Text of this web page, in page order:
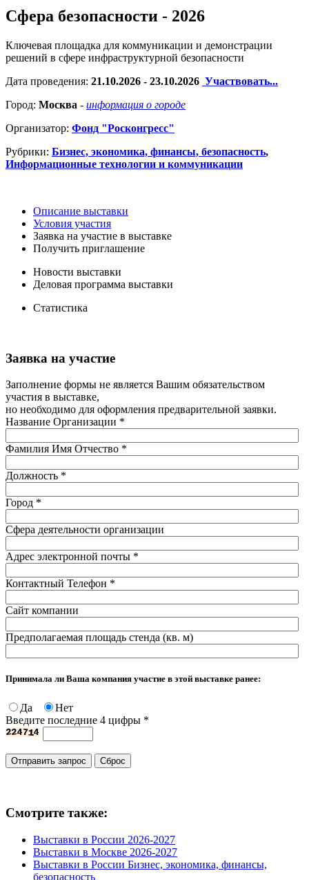
Сфера безопасности - 2026
Ключевая площадка для коммуникации и демонстрации
решений в сфере инфраструктурной безопасности
Дата проведения: 21.10.2026 - 23.10.2026 Участвовать...
Город: Москва - информация о городе
Организатор: Фонд "Росконгресс"
Рубрики: Бизнес, экономика, финансы, безопасность,
Информационные технологии и коммуникации
Описание выставки
Условия участия
Заявка на участие в выставке
Получить приглашение
Новости выставки
Деловая программа выставки
Статистика
Заявка на участие
Заполнение формы не является Вашим обязательством
участия в выставке,
но необходимо для оформления предварительной заявки.
Название Организации *
Фамилия Имя Отчество *
Должность *
Город *
Сфера деятельности организации
Адрес электронной почты *
Контактный Телефон *
Сайт компании
Предполагаемая площадь стенда (кв. м)
Принимала ли Ваша компания участие в этой выставке ранее:
Да
Нет
Введите последние 4 цифры *
Смотрите также:
Выставки в России 2026-2027
Выставки в Москве 2026-2027
Выставки в России Бизнес, экономика, финансы,
безопасность